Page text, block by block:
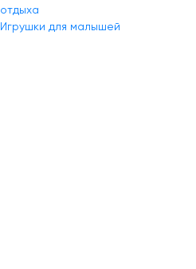
отдыха
Игрушки для малышей